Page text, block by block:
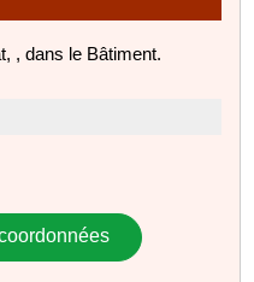
, dans le Bâtiment.